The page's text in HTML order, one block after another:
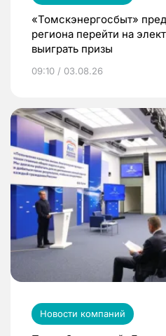
«Томскэнергосбыт»
региона перейти на
выиграть призы
09:10 / 03.08.26
Новости компаний